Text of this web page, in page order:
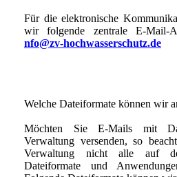
Für die elektronische
wir folgende zentrale E-Mail-
nfo@zv-hochwasserschutz.de
Welche Dateiformate können wir
Möchten Sie E-Mails mit
Verwaltung versenden, so
Verwaltung nicht alle auf
Dateiformate und